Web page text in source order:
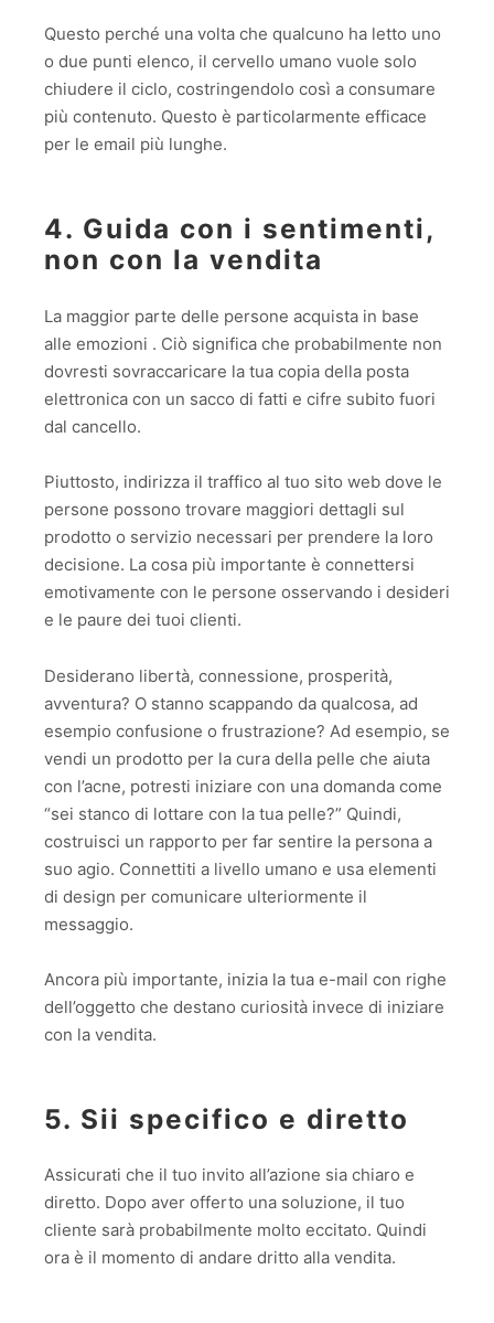
Questo perché una volta che qualcuno ha letto uno
o due punti elenco, il cervello umano vuole solo
chiudere il ciclo, costringendolo così a consumare
più contenuto. Questo è particolarmente efficace
per le email più lunghe.
4. Guida con i sentimenti,
non con la vendita
La maggior parte delle persone acquista in base
alle emozioni . Ciò significa che probabilmente non
dovresti sovraccaricare la tua copia della posta
elettronica con un sacco di fatti e cifre subito fuori
dal cancello.
Piuttosto, indirizza il traffico al tuo sito web dove le
persone possono trovare maggiori dettagli sul
prodotto o servizio necessari per prendere la loro
decisione. La cosa più importante è connettersi
emotivamente con le persone osservando i desideri
e le paure dei tuoi clienti.
Desiderano libertà, connessione, prosperità,
avventura? O stanno scappando da qualcosa, ad
esempio confusione o frustrazione? Ad esempio, se
vendi un prodotto per la cura della pelle che aiuta
con l’acne, potresti iniziare con una domanda come
“sei stanco di lottare con la tua pelle?” Quindi,
costruisci un rapporto per far sentire la persona a
suo agio. Connettiti a livello umano e usa elementi
di design per comunicare ulteriormente il
messaggio.
Ancora più importante, inizia la tua e-mail con righe
dell’oggetto che destano curiosità invece di iniziare
con la vendita.
5. Sii specifico e diretto
Assicurati che il tuo invito all’azione sia chiaro e
diretto. Dopo aver offerto una soluzione, il tuo
cliente sarà probabilmente molto eccitato. Quindi
ora è il momento di andare dritto alla vendita.